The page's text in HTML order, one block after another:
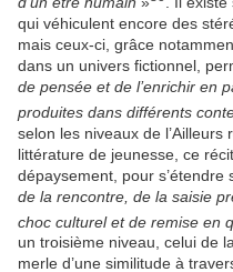
qui véhiculent encore des
mais ceux-ci, grâce
dans un univers fictionnel,
de pensée et de l’enrichir en
produites dans différents
selon les niveaux de
littérature de jeunesse, ce
dépaysement, pour s’étendre
de la rencontre, de la saisie
choc culturel et de remise en
un troisième niveau, celui de
merle d’une similitude à